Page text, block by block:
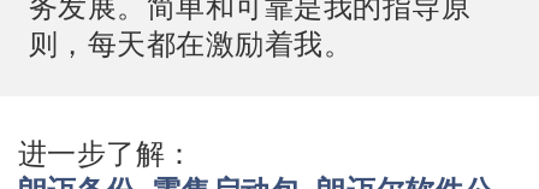
则，每天都在激励着我。
进一步了解：